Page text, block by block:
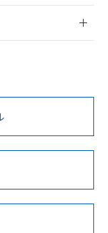
以下を必ずお読